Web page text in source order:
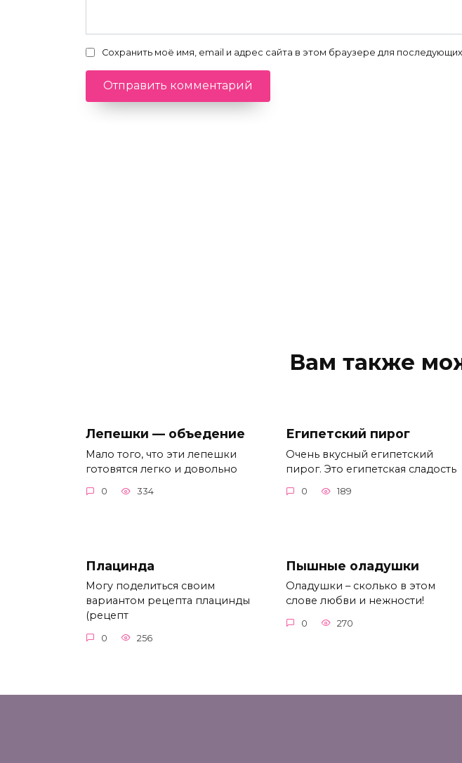
Сохранить моё имя, email и адрес сайта в этом браузере для
Вам также
Лепешки — объедение
Мало того, что эти лепешки
готовятся легко и довольно
0 334
Египетский пирог
Очень вкусный египетский
пирог. Это египетская сладость
0 189
Плацинда
Могу поделиться своим
вариантом рецепта плацинды
(рецепт
0 256
Пышные оладушки
Оладушки – сколько в этом
слове любви и нежности!
0 270